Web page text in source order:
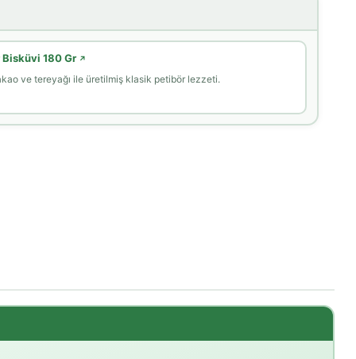
180 Gr ↗
ve tereyağı ile üretilmiş klasik petibör lezzeti.